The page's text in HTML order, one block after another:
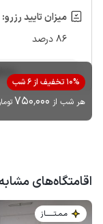
میزان تایید رزرو:
86 درصد
10% تخفیف از 6 شب
هر شب از 750٬000
اقامتگاه‌های
مـمـتــــــاز